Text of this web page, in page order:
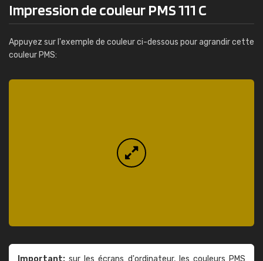
Impression de couleur PMS 111 C
Appuyez sur l'exemple de couleur ci-dessous pour agrandir cette
couleur PMS:
Important: sur les écrans d'ordinateur, les couleurs PMS